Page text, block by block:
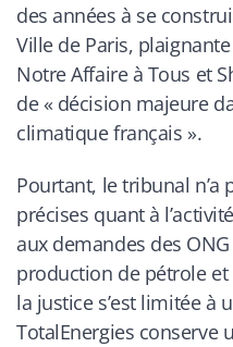
des années à se
Ville de Paris,
Notre Affaire à Tous et
de « décision majeure
climatique français ».
Pourtant, le tribunal n’a
précises quant à
aux demandes des
production de pétrole et
la justice s’est limitée à
TotalEnergies